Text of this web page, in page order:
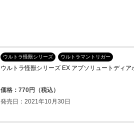
ウルトラ怪獣シリーズ ウルトラマントリガー
ウルトラ怪獣シリーズ EX アブソリュートディア
価格：770円（税込）
発売日：2021年10月30日